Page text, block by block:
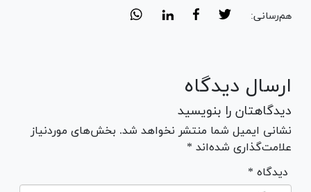
هم‌رسانی:
ارسال دیدگاه
دیدگاهتان را بنویسید
نشانی ایمیل شما منتشر نخواهد شد. بخش‌های موردنیاز
علامت‌گذاری شده‌اند *
* دیدگاه